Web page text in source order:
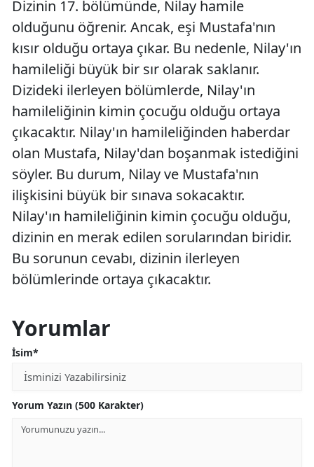
Dizinin 17. bölümünde, Nilay hamile
olduğunu öğrenir. Ancak, eşi Mustafa'nın
kısır olduğu ortaya çıkar. Bu nedenle, Nilay'ın
hamileliği büyük bir sır olarak saklanır.
Dizideki ilerleyen bölümlerde, Nilay'ın
hamileliğinin kimin çocuğu olduğu ortaya
çıkacaktır. Nilay'ın hamileliğinden haberdar
olan Mustafa, Nilay'dan boşanmak istediğini
söyler. Bu durum, Nilay ve Mustafa'nın
ilişkisini büyük bir sınava sokacaktır.
Nilay'ın hamileliğinin kimin çocuğu olduğu,
dizinin en merak edilen sorularından biridir.
Bu sorunun cevabı, dizinin ilerleyen
bölümlerinde ortaya çıkacaktır.
Yorumlar
İsim*
Yorum Yazın (500 Karakter)